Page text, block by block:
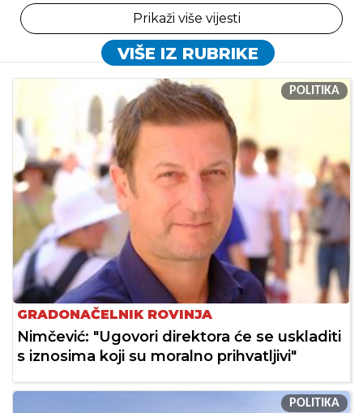
Prikaži više vijesti
VIŠE IZ RUBRIKE
POLITIKA
GRADONAČELNIK ROVINJA
Nimčević: "Ugovori direktora će se uskladiti
s iznosima koji su moralno prihvatljivi"
POLITIKA